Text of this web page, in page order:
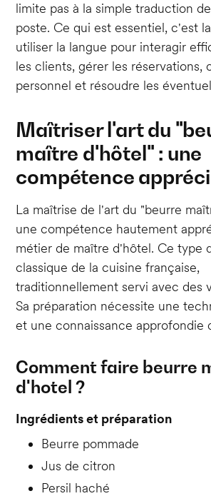
limite pas à la simple traduction
poste. Ce qui est essentiel, c'est
utiliser la langue pour interagir
les clients, gérer les réservations,
personnel et résoudre les
Maîtriser l'art du
maître d'hôtel" : une
compétence
La maîtrise de l'art du "beurre
une compétence hautement
métier de maître d'hôtel. Ce type
classique de la cuisine française,
traditionnellement servi avec des
Sa préparation nécessite une
et une connaissance approfondie
Comment faire beurre
d'hotel ?
Ingrédients et préparation
Beurre pommade
Jus de citron
Persil haché